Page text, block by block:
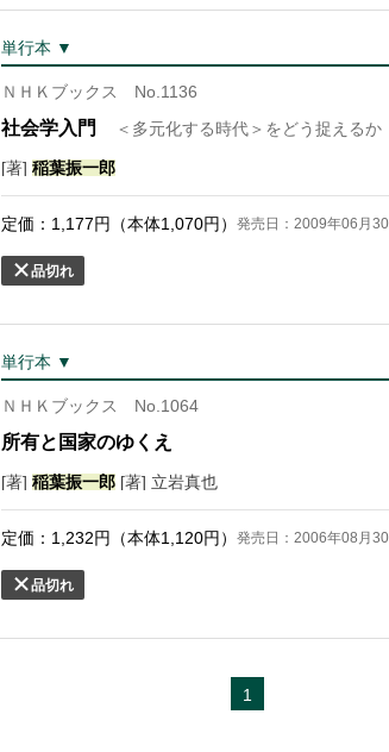
単行本 ▼
ＮＨＫブックス No.1136
社会学入門 ＜多元化する時代＞をどう捉えるか
[著] 稲葉振一郎
定価： 1,177円（本体1,070円） 発売日：2009年06月30
品切れ
単行本 ▼
ＮＨＫブックス No.1064
所有と国家のゆくえ
[著] 稲葉振一郎[著] 立岩真也
定価： 1,232円（本体1,120円） 発売日：2006年08月30
品切れ
1